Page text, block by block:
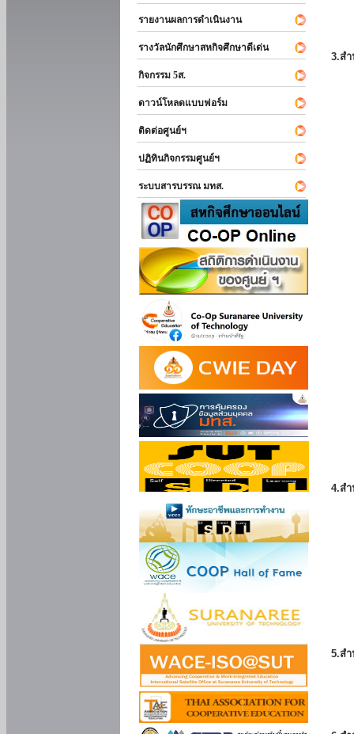
รายงานผลการดำเนินงาน
รางวัลนักศึกษาสหกิจศึกษาดีเด่น
กิจกรรม 5ส.
ดาวน์โหลดแบบฟอร์ม
ติดต่อศูนย์ฯ
ปฏิทินกิจกรรมศูนย์ฯ
ระบบสารบรรณ มทส.
3.ส
4.ส
5.ส